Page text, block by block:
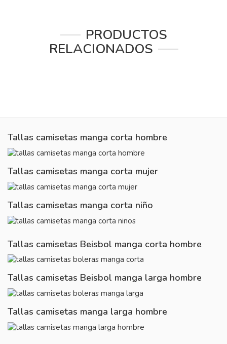
PRODUCTOS
RELACIONADOS
Tallas camisetas manga corta hombre
Tallas camisetas manga corta mujer
Tallas camisetas manga corta niño
Tallas camisetas Beisbol manga corta hombre
Tallas camisetas Beisbol manga larga hombre
Tallas camisetas manga larga hombre